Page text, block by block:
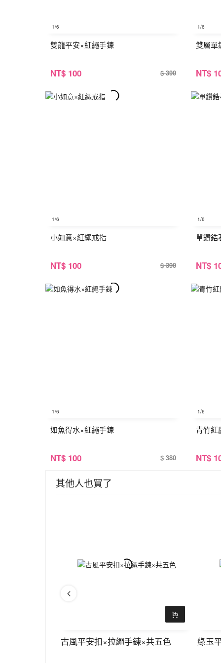
1/6
雙龍平安×紅繩手鍊
NT$ 100 $ 390
1/6
雙層單
NT$
1/6
小如意×紅繩戒指
NT$ 100 $ 390
1/6
單鑽
NT$
1/6
如魚得水×紅繩手鍊
NT$ 100 $ 380
1/6
青竹紅
NT$
其他人也買了
古風平安扣×拉繩手鍊×共五色 綠玉